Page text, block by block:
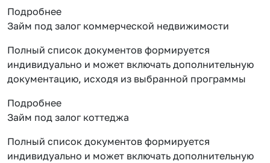
Подробнее
Займ под залог коммерческой недвижимости
Полный список документов формируется
индивидуально и может включать дополнительную
документацию, исходя из выбранной программы
Подробнее
Займ под залог коттеджа
Полный список документов формируется
индивидуально и может включать дополнительную